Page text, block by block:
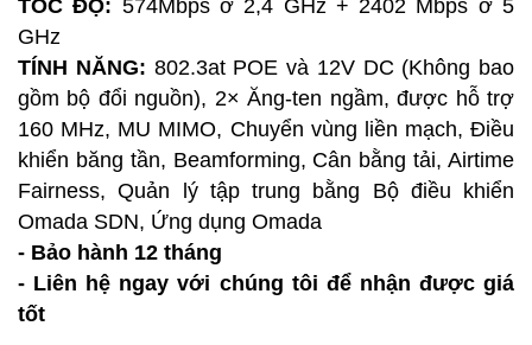
TỐC ĐỘ: 574Mbps ở 2,4 GHz + 2402 Mbps ở 5
GHz
TÍNH NĂNG: 802.3at POE và 12V DC (Không bao
gồm bộ đổi nguồn), 2× Ăng-ten ngầm, được hỗ trợ
160 MHz, MU MIMO, Chuyển vùng liền mạch, Điều
khiển băng tần, Beamforming, Cân bằng tải, Airtime
Fairness, Quản lý tập trung bằng Bộ điều khiển
Omada SDN, Ứng dụng Omada
- Bảo hành 12 tháng
- Liên hệ ngay với chúng tôi để nhận được giá
tốt